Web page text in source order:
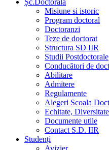
Șc.Doctorală
Misiune si istoric
Program doctoral
Doctoranzi
Teze de doctorat
Structura SD IIR
Studii Postdoctorale
Conducători de
Abilitare
Admitere
Regulamente
Alegeri Scoala
Echitate,
Documente utile
Contact S.D. IIR
Studenți
Avizier